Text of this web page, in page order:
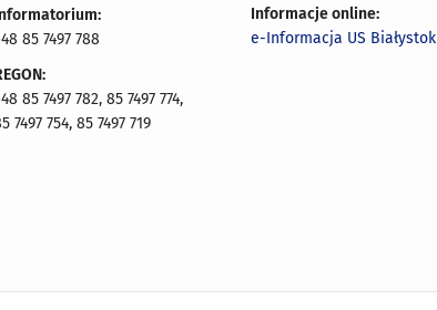
85 7497 788
85 7497 782, 85 7497 774,
7497 754, 85 7497 719
Informacje online:
e-Informacja US Białystok